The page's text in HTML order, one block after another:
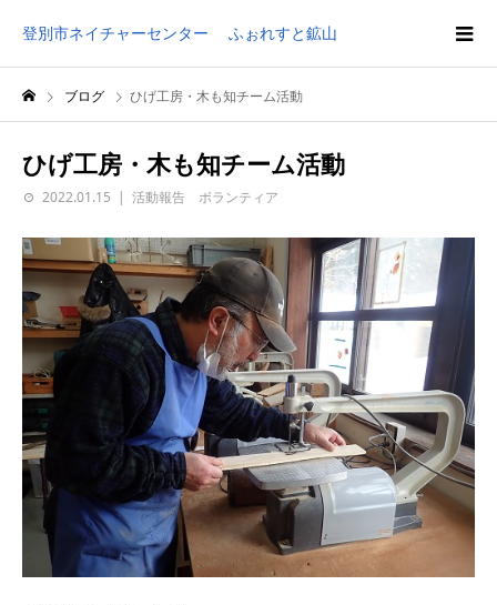
登別市ネイチャーセンター ふぉれすと鉱山
ブログ ひげ工房・木も知チーム活動
ひげ工房・木も知チーム活動
2022.01.15 活動報告 ボランティア